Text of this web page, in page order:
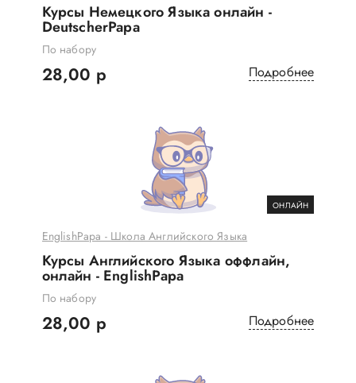
Курсы Немецкого Языка онлайн -
DeutscherPapa
По набору
28,00 р Подробнее
ОНЛАЙН
EnglishPapa - Школа Английского Языка
Курсы Английского Языка оффлайн,
онлайн - EnglishPapa
По набору
28,00 р Подробнее